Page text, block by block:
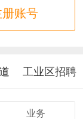
册账号
工业区招聘
业务